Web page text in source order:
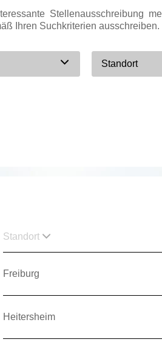
Stellenausschreibung
Ihren Suchkriterien ausschreiben.
Standort
Standort
Freiburg
Heitersheim